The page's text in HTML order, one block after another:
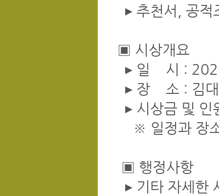
▸ 추천서, 공적
▣ 시상개요
▸ 일 시 :
▸ 장 소 : 김대
▸ 시상금 및
※ 일정과 장소
▣ 행정사항
▸ 기타 자세한